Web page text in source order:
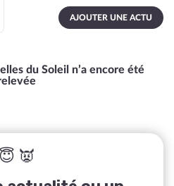
AJOUTER UNE ACTU
du Soleil n’a encore été
😇 👿